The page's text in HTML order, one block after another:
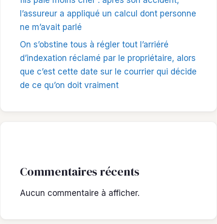
l’assureur a appliqué un calcul dont personne
ne m’avait parlé
On s’obstine tous à régler tout l’arriéré
d’indexation réclamé par le propriétaire, alors
que c’est cette date sur le courrier qui décide
de ce qu’on doit vraiment
Commentaires récents
Aucun commentaire à afficher.